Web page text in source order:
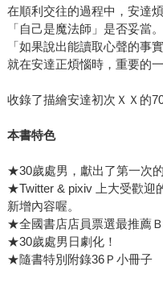
在順利交往的過程中，安達
「自己是魔法師」是否妥當。
「如果說出能讀取心聲的事
就在安達正煩惱時，重要的
收錄了描繪安達初次ＸＸ的
本書特色
★30歲處男，獻出了第一次的
★Twitter & pixiv 上大受歡迎
新增內容喔。
★全國書店店員票選最推薦
★30歲處男日劇化！
★隨書特別附錄36Ｐ小冊子